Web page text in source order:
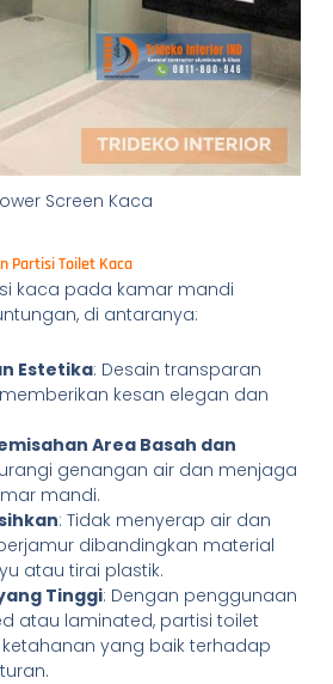
Screen Kaca
Partisi Toilet Kaca
kaca pada kamar mandi
di antaranya:
Estetika: Desain transparan
kesan elegan dan
Area Basah dan
genangan air dan menjaga
mandi.
: Tidak menyerap air dan
dibandingkan material
atau tirai plastik.
Tinggi: Dengan penggunaan
atau laminated, partisi toilet
yang baik terhadap